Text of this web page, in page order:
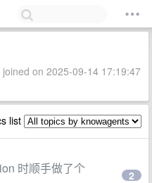
on 2025-09-14 17:19:47
list
时顺手做了个
2